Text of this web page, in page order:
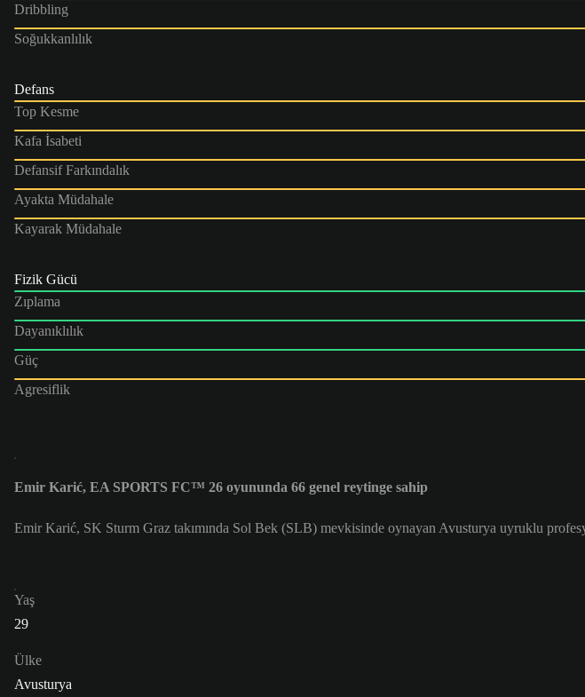
Dribbling
Soğukkanlılık
Defans
Top Kesme
Kafa İsabeti
Defansif Farkındalık
Ayakta Müdahale
Kayarak Müdahale
Fizik Gücü
Zıplama
Dayanıklılık
Güç
Agresiflik
Emir Karić, EA SPORTS FC™ 26 oyununda 66 genel reytinge sahip
Emir Karić, SK Sturm Graz takımında Sol Bek (SLB) mevkisinde oynayan Avusturya uyruklu
Yaş
29
Ülke
Avusturya